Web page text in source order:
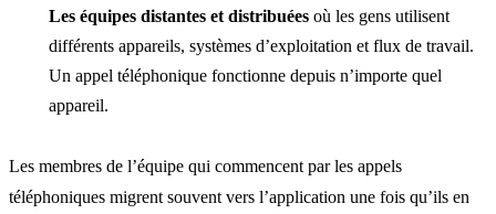
Les équipes distantes et distribuées où les gens utilisent
différents appareils, systèmes d’exploitation et flux de travail.
Un appel téléphonique fonctionne depuis n’importe quel
appareil.
Les membres de l’équipe qui commencent par les appels
téléphoniques migrent souvent vers l’application une fois qu’ils en